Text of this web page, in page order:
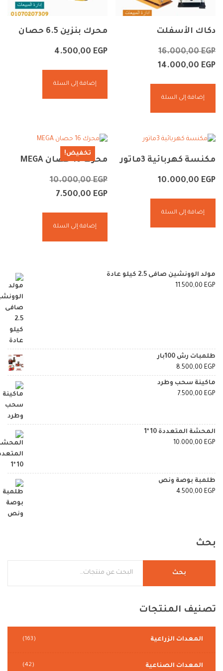
دكاك الأسفلت
16.000,00EGP
14.000,00 EGP
إضافة إلى السلة
محرك بنزين 6.5 حصان
4.500,00 EGP
إضافة إلى السلة
مكنسة كهربائية 3ماتور
10.000,00 EGP
إضافة إلى السلة
تخفيض!
محرك 16 حصان MEGA
10.000,00EGP
7.500,00 EGP
إضافة إلى السلة
مولد الوونشين صافى 2.5 كيلو عادة
11.500,00 EGP
طلمبات رش 100بار
8.500,00 EGP
ماكينة سحب وطرد
7.500,00 EGP
المحشة المتعددة 10 *1
10.000,00 EGP
طلمبة بوصة ونص
4.500,00 EGP
بحث
بحث
تصنيف المنتجات
المعدات الزراعية (163)
المعدات الصناعية (42)